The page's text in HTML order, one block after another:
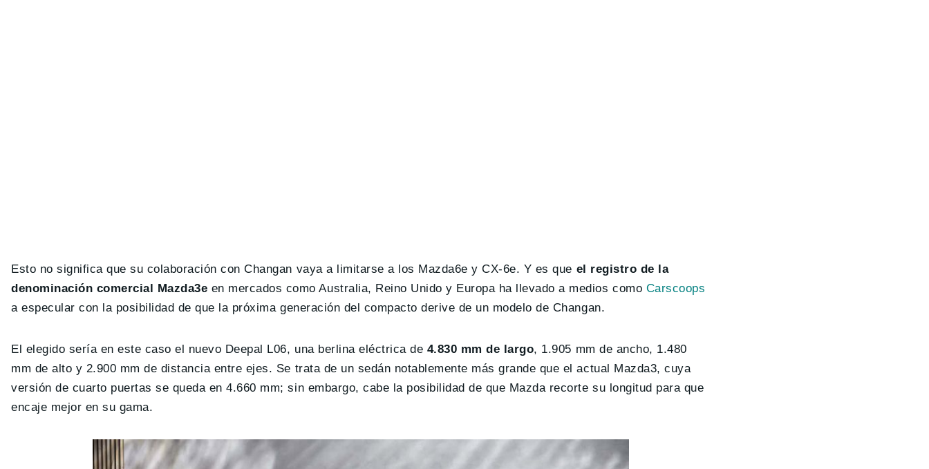
Esto no significa que su colaboración con Changan vaya a limitarse a los Mazda6e y CX-6e. Y es que el registro de la
denominación comercial Mazda3e en mercados como Australia, Reino Unido y Europa ha llevado a medios como Carscoops
a especular con la posibilidad de que la próxima generación del compacto derive de un modelo de Changan.
El elegido sería en este caso el nuevo Deepal L06, una berlina eléctrica de 4.830 mm de largo, 1.905 mm de ancho, 1.480
mm de alto y 2.900 mm de distancia entre ejes. Se trata de un sedán notablemente más grande que el actual Mazda3, cuya
versión de cuarto puertas se queda en 4.660 mm; sin embargo, cabe la posibilidad de que Mazda recorte su longitud para que
encaje mejor en su gama.